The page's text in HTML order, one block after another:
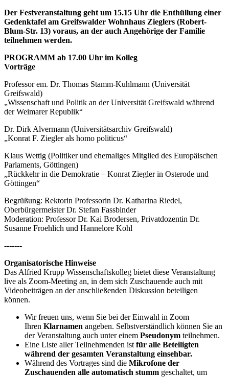
Der Festveranstaltung geht um 15.15 Uhr die Enthüllung einer
Gedenktafel am Greifswalder Wohnhaus Zieglers (Robert-
Blum-Str. 13) voraus, an der auch Angehörige der Familie
teilnehmen werden.
PROGRAMM ab 17.00 Uhr im Kolleg
Vorträge
Professor em. Dr. Thomas Stamm-Kuhlmann (Universität
Greifswald)
„Wissenschaft und Politik an der Universität Greifswald während
der Weimarer Republik“
Dr. Dirk Alvermann (Universitätsarchiv Greifswald)
„Konrat F. Ziegler als homo politicus“
Klaus Wettig (Politiker und ehemaliges Mitglied des Europäischen
Parlaments, Göttingen)
„Rückkehr in die Demokratie – Konrat Ziegler in Osterode und
Göttingen“
Begrüßung: Rektorin Professorin Dr. Katharina Riedel,
Oberbürgermeister Dr. Stefan Fassbinder
Moderation: Professor Dr. Kai Brodersen, Privatdozentin Dr.
Susanne Froehlich und Hannelore Kohl
-------
Organisatorische Hinweise
Das Alfried Krupp Wissenschaftskolleg bietet diese Veranstaltung
live als Zoom-Meeting an, in dem sich Zuschauende auch mit
Videobeiträgen an der anschließenden Diskussion beteiligen
können.
Wir freuen uns, wenn Sie bei der Einwahl in Zoom
Ihren Klarnamen angeben. Selbstverständlich können Sie an
der Veranstaltung auch unter einem Pseudonym teilnehmen.
Eine Liste aller Teilnehmenden ist für alle Beteiligten
während der gesamten Veranstaltung einsehbar.
Während des Vortrages sind die Mikrofone der
Zuschauenden alle automatisch stumm geschaltet, um